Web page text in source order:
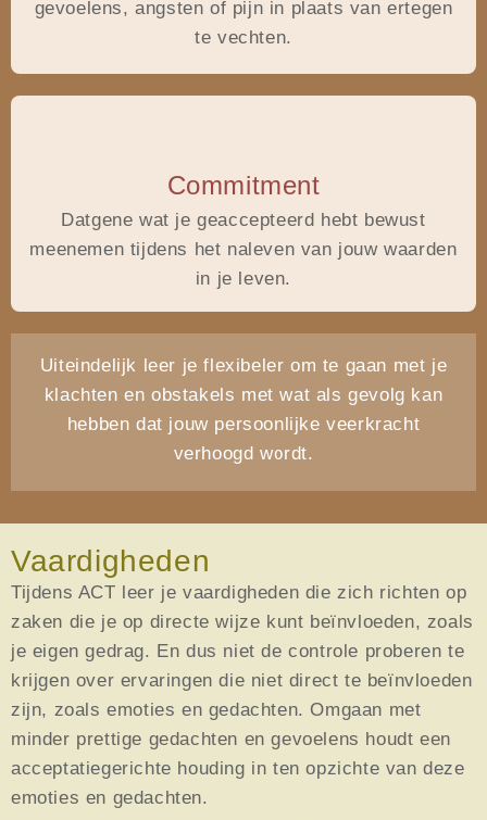
gevoelens, angsten of pijn in plaats van ertegen
te vechten.
Commitment
Datgene wat je geaccepteerd hebt bewust
meenemen tijdens het naleven van jouw waarden
in je leven.
Uiteindelijk leer je flexibeler om te gaan met je
klachten en obstakels met wat als gevolg kan
hebben dat jouw persoonlijke veerkracht
verhoogd wordt.
Vaardigheden
Tijdens ACT leer je vaardigheden die zich richten op
zaken die je op directe wijze kunt beïnvloeden, zoals
je eigen gedrag. En dus niet de controle proberen te
krijgen over ervaringen die niet direct te beïnvloeden
zijn, zoals emoties en gedachten. Omgaan met
minder prettige gedachten en gevoelens houdt een
acceptatiegerichte houding in ten opzichte van deze
emoties en gedachten.